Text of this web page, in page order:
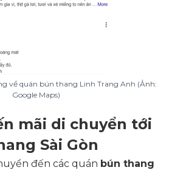
về quán bún thang Linh Trang Anh (Ảnh:
Google Maps)
mãi di chuyển tới
Sài Gòn
đến các quán bún thang